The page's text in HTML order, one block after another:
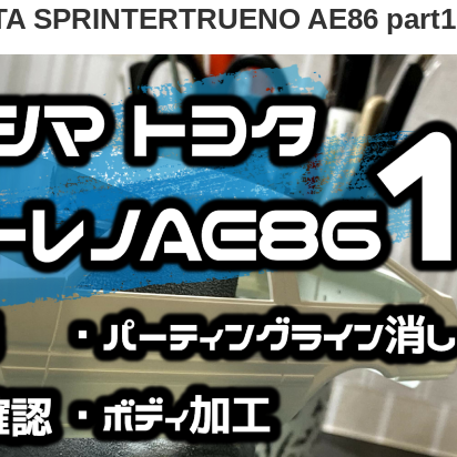
SPRINTERTRUENO AE86 part1